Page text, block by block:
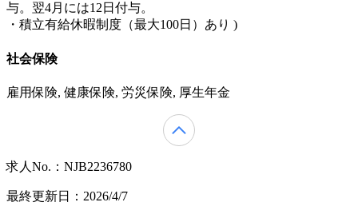
与。翌4月には12日付与。
・積立有給休暇制度（最大100日）あり )
社会保険
雇用保険, 健康保険, 労災保険, 厚生年金
求人No.：NJB2236780
最終更新日：2026/4/7